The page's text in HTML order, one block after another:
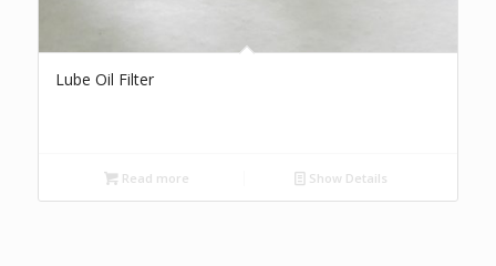
Lube Oil Filter
Read more Show Details